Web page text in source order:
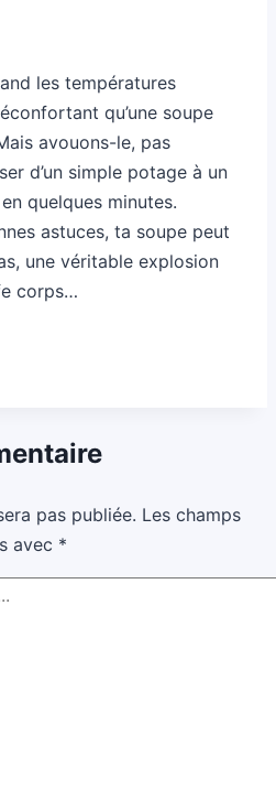
les températures
qu’une soupe
avouons-le, pas
d’un simple potage à un
quelques minutes.
astuces, ta soupe peut
une véritable explosion
corps…
pas publiée. Les champs
avec *